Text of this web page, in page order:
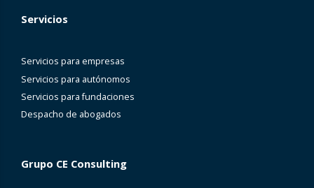
Servicios
Servicios para empresas
Servicios para autónomos
Servicios para fundaciones
Despacho de abogados
Grupo CE Consulting